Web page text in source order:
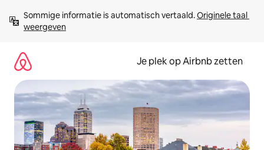
direct
naar
Sommige informatie is automatisch vertaald. Originele taal
weergeven
Je plek op Airbnb zetten